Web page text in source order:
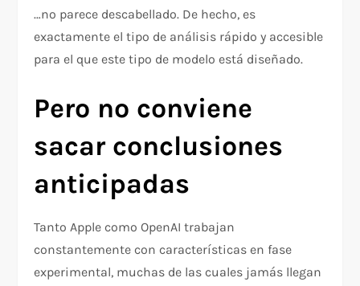
…no parece descabellado. De hecho, es
exactamente el tipo de análisis rápido y accesible
para el que este tipo de modelo está diseñado.
Pero no conviene
sacar conclusiones
anticipadas
Tanto Apple como OpenAI trabajan
constantemente con características en fase
experimental, muchas de las cuales jamás llegan